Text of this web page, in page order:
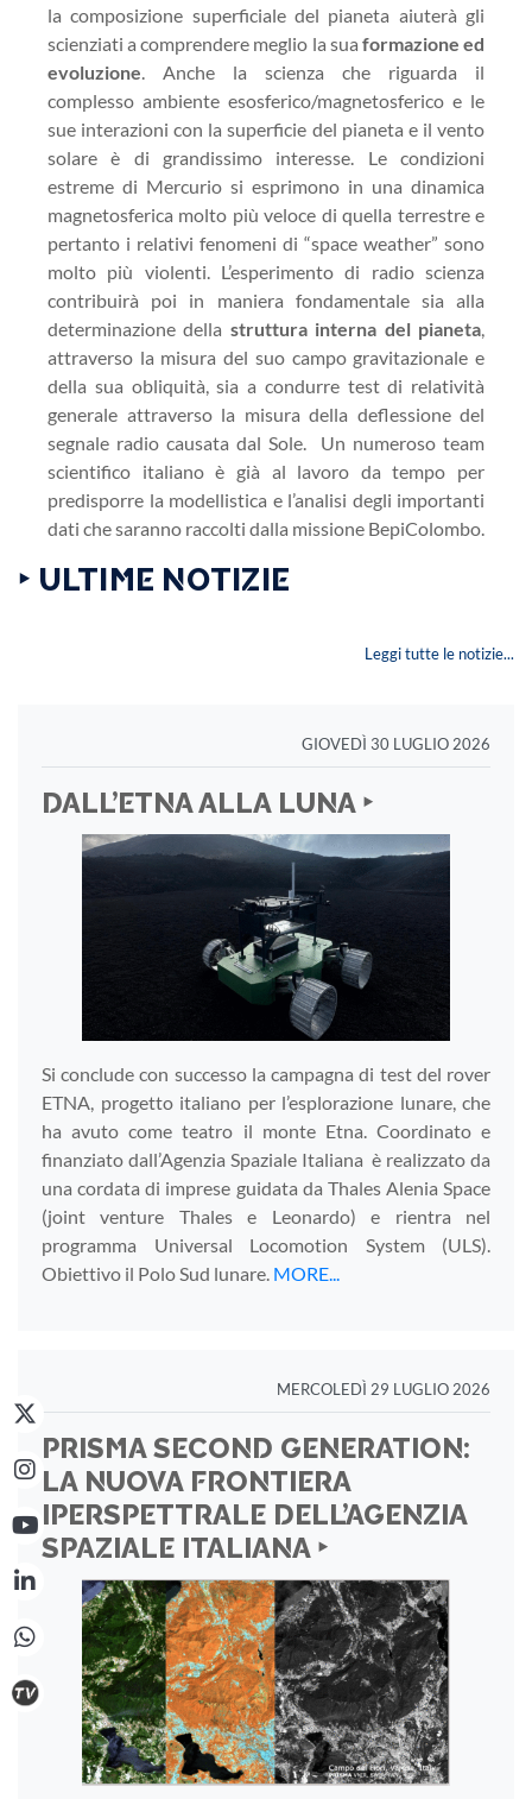
la composizione superficiale del pianeta aiuterà gli
scienziati a comprendere meglio la sua formazione ed
evoluzione. Anche la scienza che riguarda il
complesso ambiente esosferico/magnetosferico e le
sue interazioni con la superficie del pianeta e il vento
solare è di grandissimo interesse. Le condizioni
estreme di Mercurio si esprimono in una dinamica
magnetosferica molto più veloce di quella terrestre e
pertanto i relativi fenomeni di “space weather” sono
molto più violenti. L’esperimento di radio scienza
contribuirà poi in maniera fondamentale sia alla
determinazione della struttura interna del pianeta,
attraverso la misura del suo campo gravitazionale e
della sua obliquità, sia a condurre test di relatività
generale attraverso la misura della deflessione del
segnale radio causata dal Sole. Un numeroso team
scientifico italiano è già al lavoro da tempo per
predisporre la modellistica e l’analisi degli importanti
dati che saranno raccolti dalla missione BepiColombo.
‣ ULTIME NOTIZIE
Leggi tutte le notizie...
GIOVEDÌ 30 LUGLIO 2026
DALL’ETNA ALLA LUNA ‣
Si conclude con successo la campagna di test del rover
ETNA, progetto italiano per l’esplorazione lunare, che
ha avuto come teatro il monte Etna. Coordinato e
finanziato dall’Agenzia Spaziale Italiana è realizzato da
una cordata di imprese guidata da Thales Alenia Space
(joint venture Thales e Leonardo) e rientra nel
programma Universal Locomotion System (ULS).
Obiettivo il Polo Sud lunare. MORE...
MERCOLEDÌ 29 LUGLIO 2026
PRISMA SECOND GENERATION:
LA NUOVA FRONTIERA
IPERSPETTRALE DELL’AGENZIA
SPAZIALE ITALIANA ‣